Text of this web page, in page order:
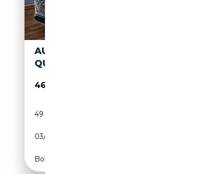
AUDI Q8 E-TRON ADVANCED
QUATTRO 114 KWH
46 380€
49 173 km
03/2024
Boîte automatique